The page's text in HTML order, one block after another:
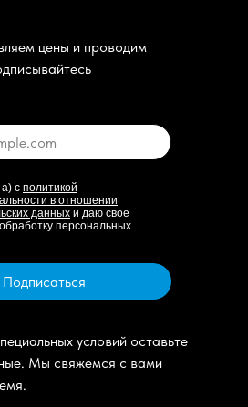
цены и проводим
с политикой
в отношении
данных и даю свое
персональных
Подписаться
условий оставьте
Мы свяжемся с вами